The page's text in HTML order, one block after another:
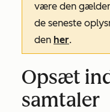
være den
de seneste
den her.
Opsæt
samtaler